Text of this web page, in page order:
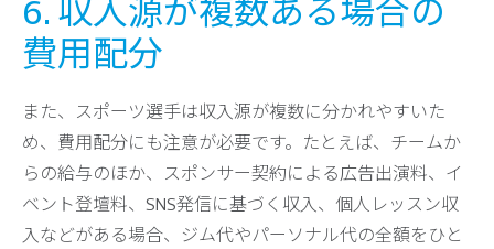
6. 収入源が複数ある場合の
費用配分
また、スポーツ選手は収入源が複数に分かれやすいた
め、費用配分にも注意が必要です。たとえば、チームか
らの給与のほか、スポンサー契約による広告出演料、イ
ベント登壇料、SNS発信に基づく収入、個人レッスン収
入などがある場合、ジム代やパーソナル代の全額をひと